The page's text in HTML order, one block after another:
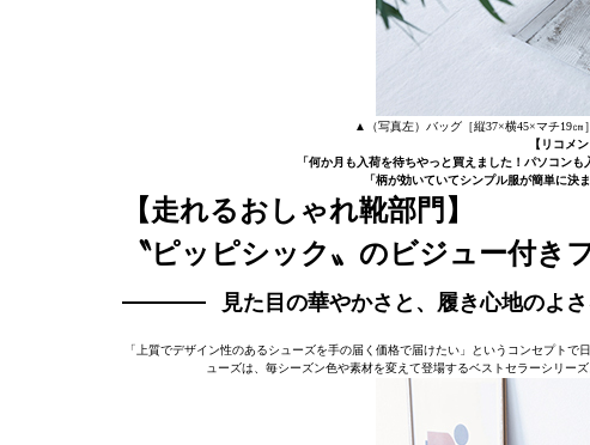
▲（写真左）バッグ［縦37×横45×マチ19
【リコメ
「何か月も入荷を待ちやっと買えました！パソコン
「柄が効いていてシンプル服が簡単に
【走れるおしゃれ靴部門】
〝ピッピシック〟のビジュー付き
見た目の華やかさと、履き心地のよ
「上質でデザイン性のあるシューズを手の届く価格で届けたい」というコンセプト
ューズは、毎シーズン色や素材を変えて登場するベストセラーシリー